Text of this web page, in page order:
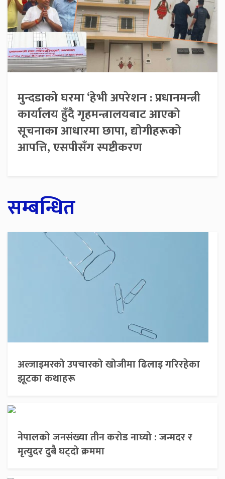
मुन्दडाको घरमा ‘हेभी अपरेशन : प्रधानमन्त्री
कार्यालय हुँदै गृहमन्त्रालयबाट आएको
सूचनाका आधारमा छापा, द्योगीहरूको
आपत्ति, एसपीसँग स्पष्टीकरण
सम्बन्धित
अल्जाइमरको उपचारको खोजीमा ढिलाइ गरिरहेका
झूटका कथाहरू
नेपालको जनसंख्या तीन करोड नाघ्यो : जन्मदर र
मृत्युदर दुबै घट्दो क्रममा